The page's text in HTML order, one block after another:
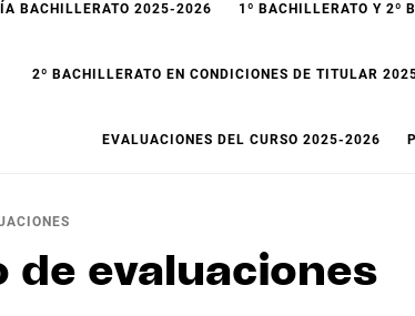
BACHILLERATO 2025-2026 1º BACHILLERATO Y 2º
2º BACHILLERATO EN CONDICIONES DE TITULAR
EVALUACIONES DEL CURSO 2025-2026
de evaluaciones